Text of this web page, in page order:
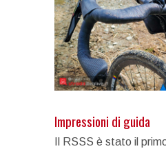
Impressioni di guida
Il RSSS è stato il